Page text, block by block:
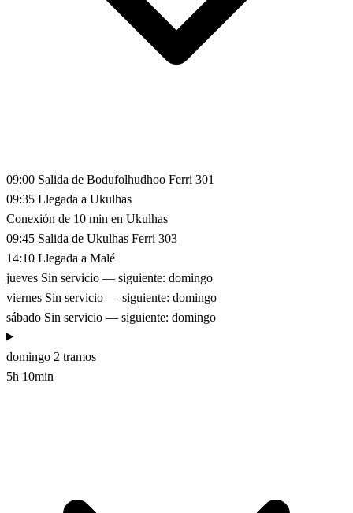
09:00 Salida de Bodufolhudhoo Ferri 301
09:35 Llegada a Ukulhas
Conexión de 10 min en Ukulhas
09:45 Salida de Ukulhas Ferri 303
14:10 Llegada a Malé
jueves Sin servicio — siguiente: domingo
viernes Sin servicio — siguiente: domingo
sábado Sin servicio — siguiente: domingo
domingo 2 tramos
5h 10min